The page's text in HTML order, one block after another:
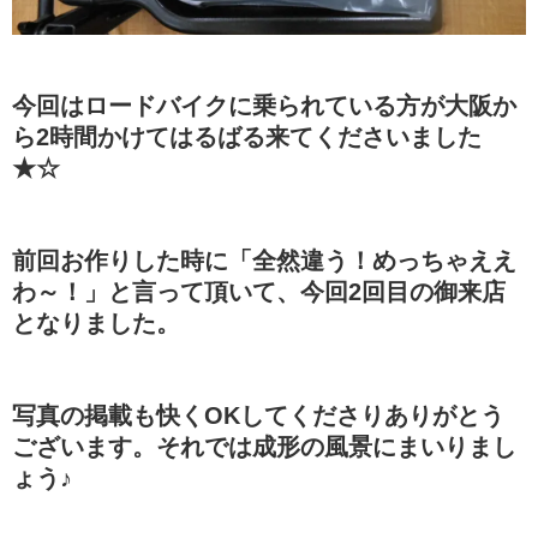
今回はロードバイクに乗られている方が大阪か
ら2時間かけてはるばる来てくださいました
★☆
前回お作りした時に「全然違う！めっちゃええ
わ～！」と言って頂いて、今回2回目の御来店
となりました。
写真の掲載も快くOKしてくださりありがとう
ございます。それでは成形の風景にまいりまし
ょう♪